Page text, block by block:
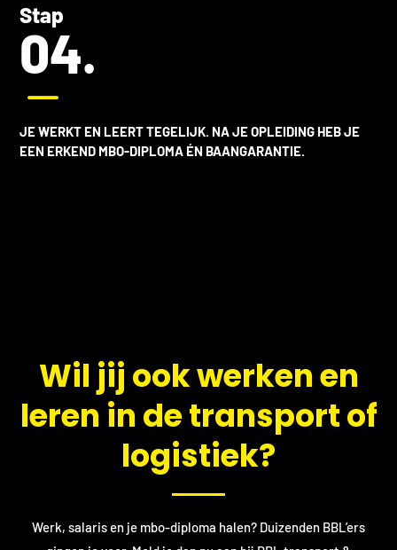
Stap
04.
K
JE WERKT EN LEERT TEGELIJK. NA JE OPLEIDING HEB JE
EEN ERKEND MBO-DIPLOMA ÉN BAANGARANTIE.
​Wil jij ook werken en
leren in de transport of
logistiek?
Werk, salaris en je mbo-diploma halen? Duizenden BBL’ers